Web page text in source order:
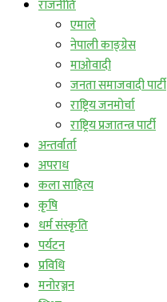
राजनीति
एमाले
नेपाली काङ्ग्रेस
माओवादी
जनता समाजवादी पार्टी
राष्ट्रिय जनमोर्चा
राष्ट्रिय प्रजातन्त्र पार्टी
अन्तर्वार्ता
अपराध
कला साहित्य
कृषि
धर्म संस्कृति
पर्यटन
प्रविधि
मनोरञ्जन